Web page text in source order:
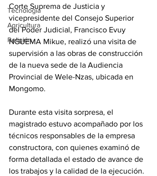
Tecnología
Agricultura
Religión
Corte Suprema de Justicia y
vicepresidente del Consejo Superior
del Poder Judicial, Francisco Evuy
NGUEMA Mikue, realizó una visita de
supervisión a las obras de construcción
de la nueva sede de la Audiencia
Provincial de Wele-Nzas, ubicada en
Mongomo.
Durante esta visita sorpresa, el
magistrado estuvo acompañado por los
técnicos responsables de la empresa
constructora, con quienes examinó de
forma detallada el estado de avance de
los trabajos y la calidad de la ejecución.